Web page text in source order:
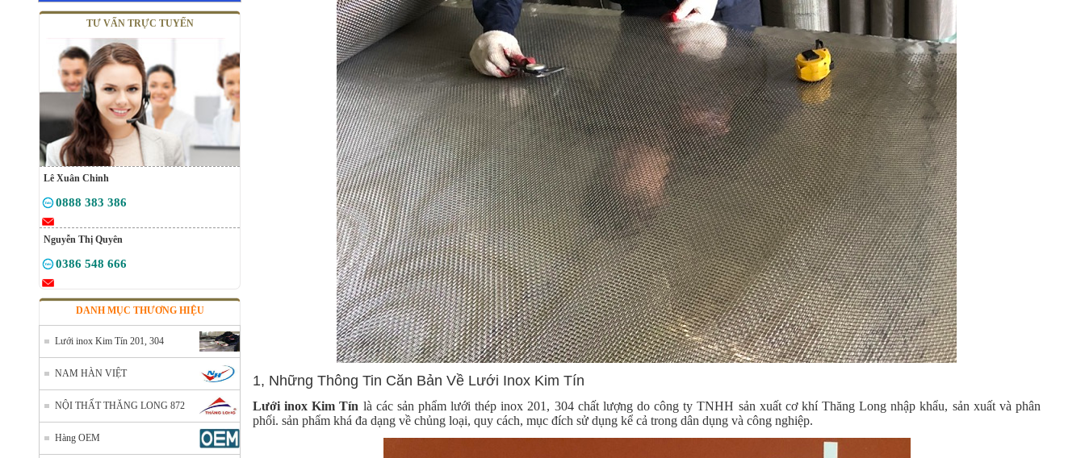
TƯ VẤN TRỰC TUYẾN
Lê Xuân Chinh
0888 383 386
Nguyễn Thị Quyên
0386 548 666
DANH MỤC THƯƠNG HIỆU
Lưới inox Kim Tín 201, 304
NAM HÀN VIỆT
NỘI THẤT THĂNG LONG 872
Hàng OEM
1, Những Thông Tin Căn Bản Về Lưới Inox Kim Tín
Lưới inox Kim Tín là các sản phẩm lưới thép inox 201, 304 chất lượng do công ty TNHH sản xuất cơ khí Thăng Long nhập khẩu, sản xuất và phân
phối. sản phẩm khá đa dạng về chủng loại, quy cách, mục đích sử dụng kể cả trong dân dụng và công nghiệp.